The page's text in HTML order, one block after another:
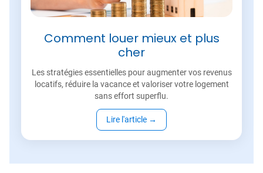
Comment louer mieux et plus
cher
Les stratégies essentielles pour augmenter vos revenus
locatifs, réduire la vacance et valoriser votre logement
sans effort superflu.
Lire l'article →